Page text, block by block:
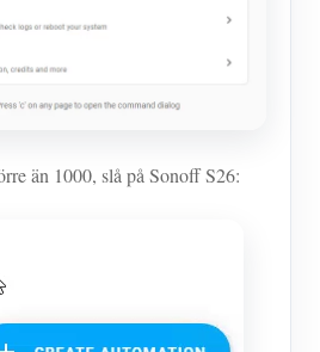
än 1000, slå på Sonoff S26: